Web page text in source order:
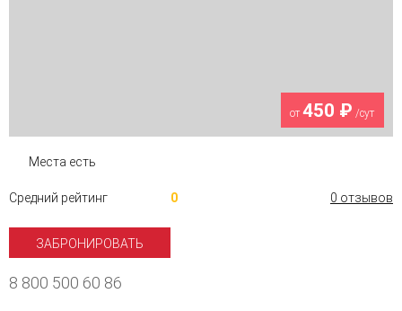
от450 ₽ /сут
Места есть
Средний рейтинг 0 0 отзывов
ЗАБРОНИРОВАТЬ
8 800 500 60 86